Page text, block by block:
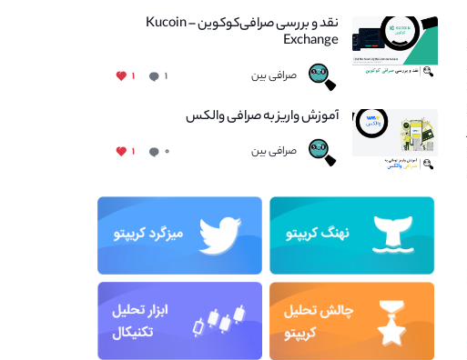
نقد و بررسی صرافی‌کوکوین – Kucoin
Exchange
صرافی بین ۱ ۱
آموزش واریز به صرافی والکس
صرافی بین ۰ ۱